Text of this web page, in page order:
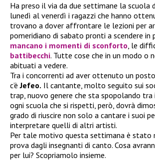
Ha preso il via da due settimane la scuola
lunedì al venerdì i ragazzi che hanno
trovano a dover affrontare le lezioni per
pomeridiano di sabato pronti a scendere in
mancano i momenti di sconforto, le
battibecchi. Tutte cose che in un modo o
abituati a vedere.
Tra i concorrenti ad aver ottenuto un posto
c’èJefeo. Il cantante, molto seguito sui
trap, nuovo genere che sta spopolando tra
ogni scuola che si rispetti, però, dovrà
grado di riuscire non solo a cantare i suoi
interpretare quelli di altri artisti.
Per tale motivo questa settimana è stato
prova dagli insegnanti di canto. Cosa
per lui? Scopriamolo insieme.